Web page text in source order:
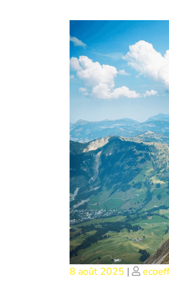
Posted
8 août 2025 | Posted